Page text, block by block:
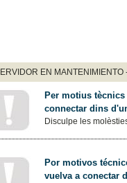
EN
Per motius
connectar dins
Disculpe les
Por motivos
vuelva a conectar